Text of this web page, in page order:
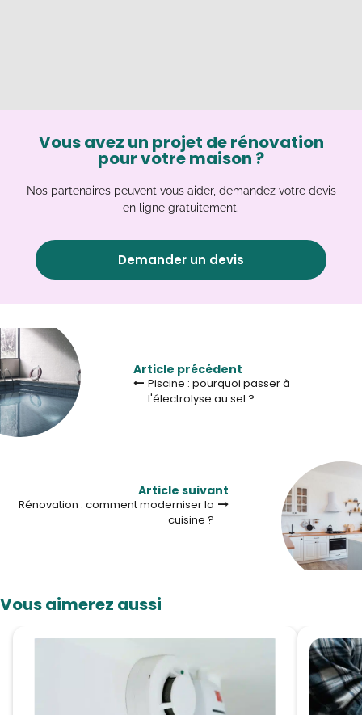
Vous avez un projet de rénovation
pour votre maison ?
Nos partenaires peuvent vous aider, demandez votre devis
en ligne gratuitement.
Demander un devis
Article précédent
Piscine : pourquoi passer à
l'électrolyse au sel ?
Article suivant
Rénovation : comment moderniser la
cuisine ?
Vous aimerez aussi